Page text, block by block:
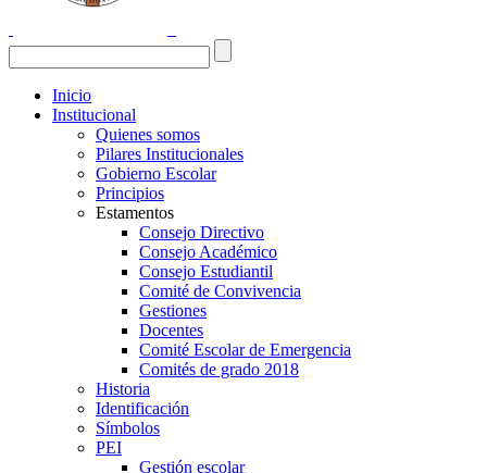
Inicio
Institucional
Quienes somos
Pilares Institucionales
Gobierno Escolar
Principios
Estamentos
Consejo Directivo
Consejo Académico
Consejo Estudiantil
Comité de Convivencia
Gestiones
Docentes
Comité Escolar de Emergencia
Comités de grado 2018
Historia
Identificación
Símbolos
PEI
Gestión escolar